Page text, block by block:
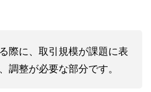
際に、取引規模が課題に表
調整が必要な部分です。